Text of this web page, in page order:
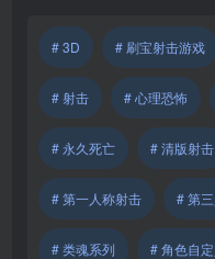
# 3D # 刷宝射击游戏
# 射击 # 心理恐怖
# 永久死亡 # 清版射击
# 第一人称射击 # 第
# 类魂系列 # 角色自